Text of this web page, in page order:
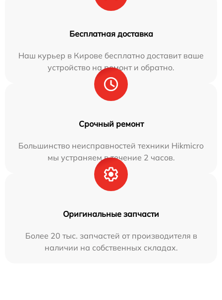
Бесплатная доставка
Наш курьер в Кирове бесплатно доставит ваше
устройство на ремонт и обратно.
Срочный ремонт
Большинство неисправностей техники Hikmicro
мы устраняем в течение 2 часов.
Оригинальные запчасти
Более 20 тыс. запчастей от производителя в
наличии на собственных складах.